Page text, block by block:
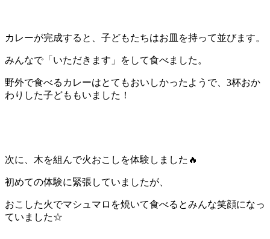
カレーが完成すると、子どもたちはお皿を持って並びます。
みんなで「いただきます」をして食べました。
野外で食べるカレーはとてもおいしかったようで、3杯おか
わりした子どももいました！
次に、木を組んで火おこしを体験しました🔥
初めての体験に緊張していましたが、
おこした火でマシュマロを焼いて食べるとみんな笑顔になっ
ていました☆